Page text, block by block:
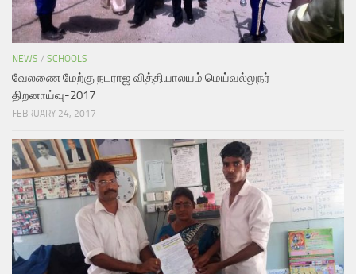
NEWS / SCHOOLS
வேலணை மேற்கு நடராஜ வித்தியாலயம் மெய்வல்லுநர்
திறனாய்வு-2017
FEBRUARY 24, 2017